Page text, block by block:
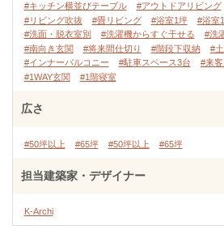
#キッチン横並びテーブル
#アウトドアリビング
#リビング吹抜
#畳リビング #浴室1坪 #浴室
#洗面・脱衣室別
#洗濯機からすぐ干せる
#洗
#南向き玄関
#将来間仕切り #階段下収納
#
#インナーバルコニー
#駐車スペース3台 #来
#1WAY玄関
#1階寝室
広さ
#50坪以上 #65坪 #50坪以上 #65坪
担当建築家・デザイナー
K-Archi